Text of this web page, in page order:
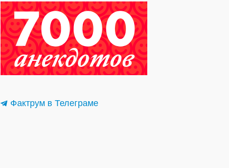
Фактрум в Телеграме